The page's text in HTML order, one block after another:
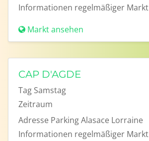
Informationen regelmäßiger Markt
Markt ansehen
CAP D'AGDE
Tag Samstag
Zeitraum
Adresse Parking Alasace Lorraine
Informationen regelmäßiger Markt